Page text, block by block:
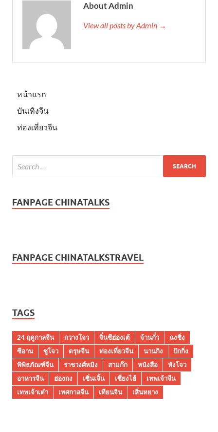
About Admin
View all posts by Admin →
หน้าแรก
บันเทิงจีน
ท่องเที่ยวจีน
FANPAGE CHINATALKS
FANPAGE CHINATALKSTRAVEL
TAGS
24 ฤดูกาลจีน กวางโจว จิ๋นซีฮ่องเต้ จ้านกั๋ว
ฉงชิ่ง
ซีอาน
ซูโจว ตรุษจีน ท่องเที่ยวจีน นานกิง
ปักกิ่ง
พิพิธภัณฑ์จีน
ราชวงศ์หมิง สามก๊ก หนังสือ
หังโจว
อาหารจีน
ฮ่องกง เซิ่นเจิ้น เซี่ยงไฮ้
เทพเจ้าจีน
เทพเจ้าเต๋า
เทศกาลจีน เทียนจิน เสิ่นหยาง